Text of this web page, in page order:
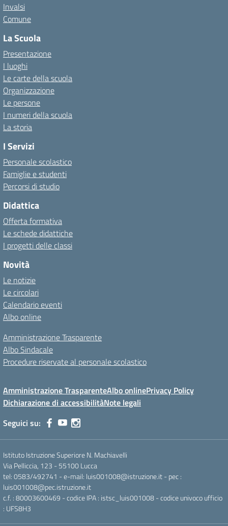
Invalsi
Comune
La Scuola
Presentazione
I luoghi
Le carte della scuola
Organizzazione
Le persone
I numeri della scuola
La storia
I Servizi
Personale scolastico
Famiglie e studenti
Percorsi di studio
Didattica
Offerta formativa
Le schede didattiche
I progetti delle classi
Novità
Le notizie
Le circolari
Calendario eventi
Albo online
Amministrazione Trasparente
Albo Sindacale
Procedure riservate al personale scolastico
Amministrazione TrasparenteAlbo onlinePrivacy Policy
Dichiarazione di accessibilitàNote legali
Seguici su:
Istituto Istruzione Superiore N. Machiavelli
Via Pelliccia, 123 - 55100 Lucca
tel: 0583/492741 - e-mail: luis001008@istruzione.it - pec :
luis001008@pec.istruzione.it
c.f. : 80003600469 - codice IPA : istsc_luis001008 - codice univoco ufficio
: UFS8H3